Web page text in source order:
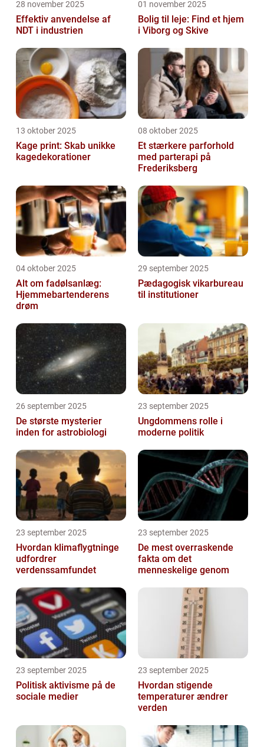
28 november 2025
Effektiv anvendelse af
NDT i industrien
01 november 2025
Bolig til leje: Find et hjem
i Viborg og Skive
13 oktober 2025
Kage print: Skab unikke
kagedekorationer
08 oktober 2025
Et stærkere parforhold
med parterapi på
Frederiksberg
04 oktober 2025
Alt om fadølsanlæg:
Hjemmebartenderens
drøm
29 september 2025
Pædagogisk vikarbureau
til institutioner
26 september 2025
De største mysterier
inden for astrobiologi
23 september 2025
Ungdommens rolle i
moderne politik
23 september 2025
Hvordan klimaflygtninge
udfordrer
verdenssamfundet
23 september 2025
De mest overraskende
fakta om det
menneskelige genom
23 september 2025
Politisk aktivisme på de
sociale medier
23 september 2025
Hvordan stigende
temperaturer ændrer
verden